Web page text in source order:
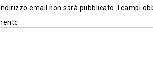
indirizzo email non sarà pubblicato. I campi